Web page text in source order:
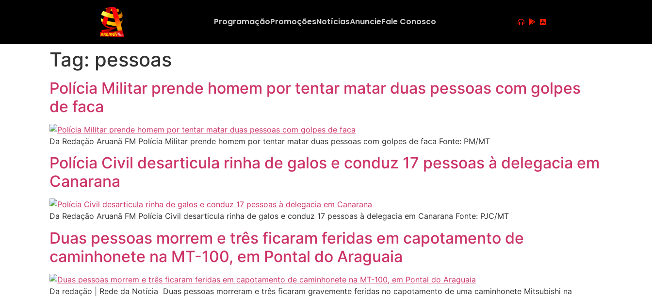
ProgramaçãoPromoçõesNotíciasAnuncieFale Conosco
Tag: pessoas
Polícia Militar prende homem por tentar matar duas pessoas com golpes
de faca
Da Redação Aruanã FM Polícia Militar prende homem por tentar matar duas pessoas com golpes de faca Fonte: PM/MT
Polícia Civil desarticula rinha de galos e conduz 17 pessoas à delegacia em
Canarana
Da Redação Aruanã FM Polícia Civil desarticula rinha de galos e conduz 17 pessoas à delegacia em Canarana Fonte: PJC/MT
Duas pessoas morrem e três ficaram feridas em capotamento de
caminhonete na MT-100, em Pontal do Araguaia
Da redação | Rede da Notícia Duas pessoas morreram e três ficaram gravemente feridas no capotamento de uma caminhonete Mitsubishi na